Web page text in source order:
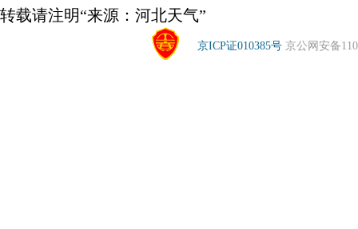
转载请注明“来源：河北天气”
京ICP证010385号 京公网安备